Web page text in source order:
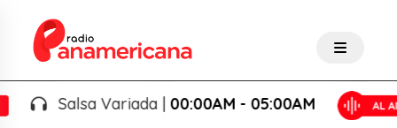
Salsa Variada |00:00AM - 05:00AM